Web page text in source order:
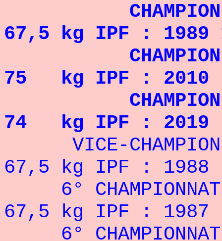
CHAMPION DU
67,5 kg IPF : 1989
CHAMPION DU
75 kg IPF : 2010
CHAMPION DU
74 kg IPF : 2019
VICE-CHAMPION
67,5 kg IPF : 1988
6°
67,5 kg IPF : 1987
6°